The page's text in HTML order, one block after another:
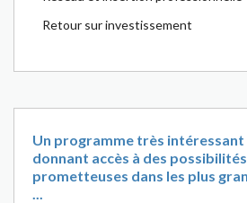
Retour sur investissement
Un programme très
donnant accès à des
prometteuses dans les plus
...